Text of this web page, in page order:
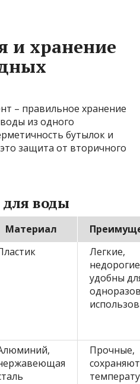
и хранение
– правильное хранение
из одного
бутылок и
защита от вторичного
воды
Материал
Легкие,
удобны
Прочные,
сохраняют